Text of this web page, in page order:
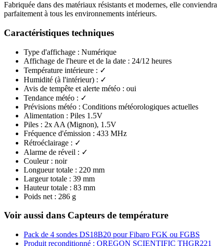
Fabriquée dans des matériaux résistants et modernes, elle conviendra
parfaitement à tous les environnements intérieurs.
Caractéristiques techniques
Type d'affichage : Numérique
Affichage de l'heure et de la date : 24/12 heures
Température intérieure : ✓
Humidité (à l'intérieur) : ✓
Avis de tempête et alerte météo : oui
Tendance météo : ✓
Prévisions météo : Conditions météorologiques actuelles
Alimentation : Piles 1.5V
Piles : 2x AA (Mignon), 1.5V
Fréquence d'émission : 433 MHz
Rétroéclairage : ✓
Alarme de réveil : ✓
Couleur : noir
Longueur totale : 220 mm
Largeur totale : 39 mm
Hauteur totale : 83 mm
Poids net : 286 g
Voir aussi dans Capteurs de température
Pack de 4 sondes DS18B20 pour Fibaro FGK ou FGBS
Produit reconditionné : OREGON SCIENTIFIC THGR221